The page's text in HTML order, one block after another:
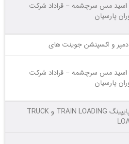
اسید مس سرچشمه – قراداد شرکت
پارسیان
و اکسپنشن جوینت های
اسید مس سرچشمه – قراداد شرکت
پارسیان
پروژه پایپینگ TRAIN LOADING و TRUCK